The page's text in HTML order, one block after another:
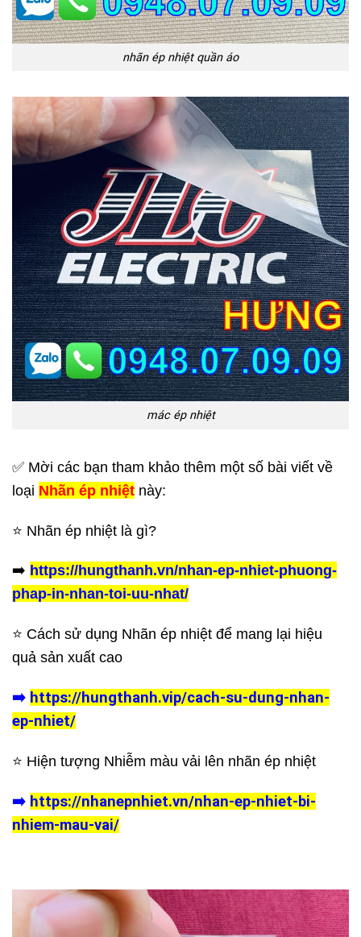
nhãn ép nhiệt quần áo
mác ép nhiệt
✅ Mời các bạn tham khảo thêm một số bài viết về
loại Nhãn ép nhiệt này:
⭐️ Nhãn ép nhiệt là gì?
➡️ https://hungthanh.vn/nhan-ep-nhiet-phuong-
phap-in-nhan-toi-uu-nhat/
⭐️ Cách sử dụng Nhãn ép nhiệt để mang lại hiệu
quả sản xuất cao
➡️ https://hungthanh.vip/cach-su-dung-nhan-
ep-nhiet/
⭐️ Hiện tượng Nhiễm màu vải lên nhãn ép nhiệt
➡️ https://nhanepnhiet.vn/nhan-ep-nhiet-bi-
nhiem-mau-vai/